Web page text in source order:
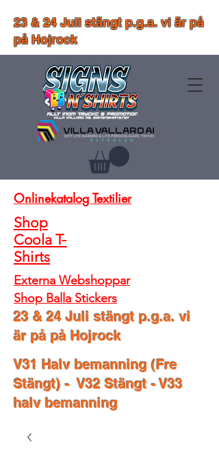
Shop
Coola T-
Shirts
Onlinekatalog Textilier
Externa Webshoppar
Shop Balla Stickers
23 & 24 Juli stängt p.g.a. vi
är på på Hojrock
23 & 24 Juli stängt p.g.a. vi är på
på Hojrock
V31 Halv bemanning (Fre
Stängt) - V32 Stängt - V33
halv bemanning